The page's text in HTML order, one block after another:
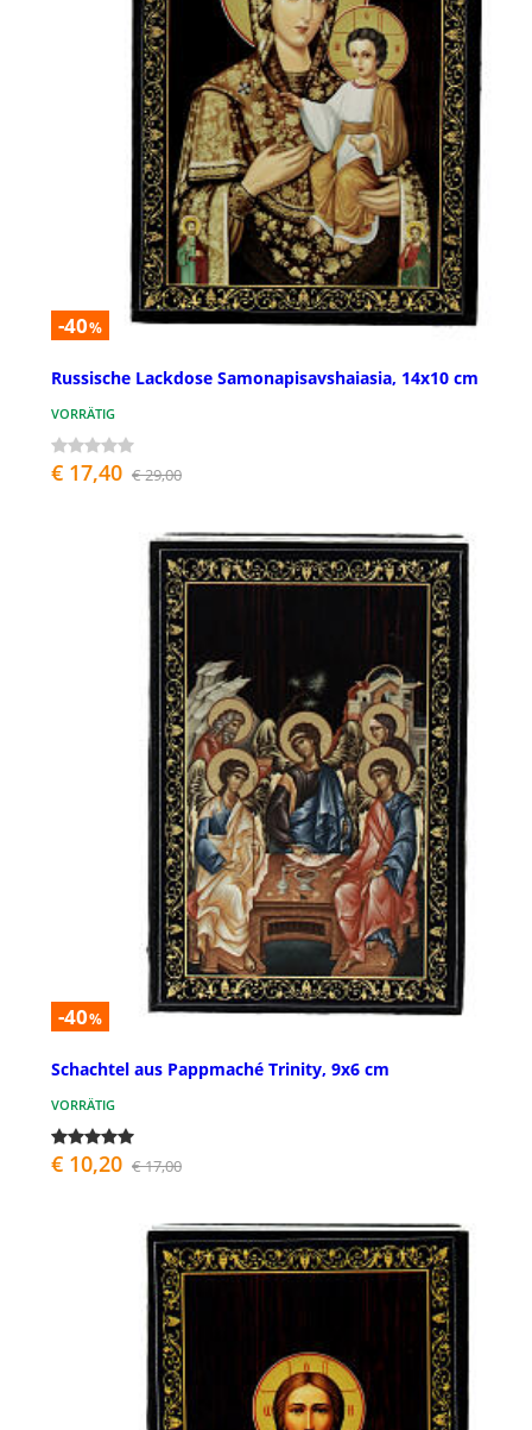
-40%
Russische Lackdose Samonapisavshaiasia, 14x10 cm
VORRÄTIG
€ 17,40 € 29,00
-40%
Schachtel aus Pappmaché Trinity, 9x6 cm
VORRÄTIG
€ 10,20 € 17,00